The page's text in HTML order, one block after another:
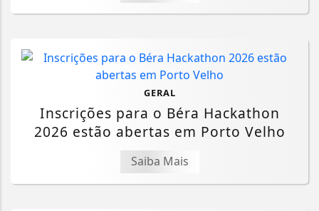
GERAL
Inscrições para o Béra Hackathon
2026 estão abertas em Porto Velho
Saiba Mais